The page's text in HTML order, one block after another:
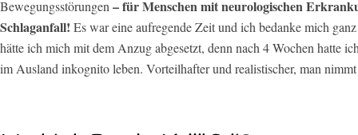
Bewegungsstörungen – für Menschen mit neurologischen
Schlaganfall! Es war eine aufregende Zeit und ich bedanke mich
hätte ich mich mit dem Anzug abgesetzt, denn nach 4 Wochen hatte
im Ausland inkognito leben. Vorteilhafter und realistischer, man